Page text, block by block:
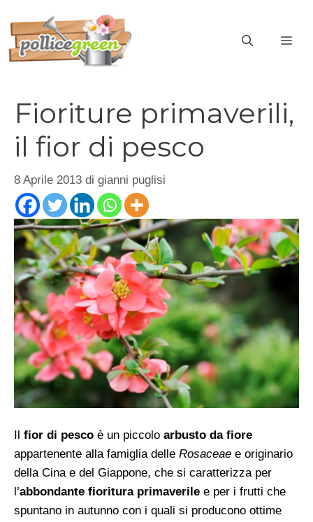
contenuto
Fioriture primaverili,
il fior di pesco
8 Aprile 2013 di gianni puglisi
fior di pesco è un piccolo arbusto da fiore
appartenente alla famiglia delle Rosaceae e originario
della Cina e del Giappone, che si caratterizza per
l’abbondante fioritura primaverile e per i frutti che
spuntano in autunno con i quali si producono ottime